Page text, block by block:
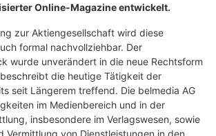
Online-Magazine entwickelt.
zur Aktiengesellschaft wird diese
formal nachvollziehbar. Der
wurde unverändert in die neue Rechtsform
die heutige Tätigkeit der
seit Längerem treffend. Die belmedia AG
im Medienbereich und in der
insbesondere im Verlagswesen, sowie
Vermittlung von Dienstleistungen in den